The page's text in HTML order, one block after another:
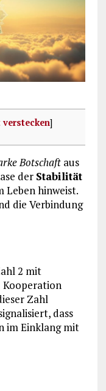
verstecken]
Botschaftaus
der Stabilität
Leben hinweist.
die Verbindung
2 mit
Zahl
dass
im Einklang mit